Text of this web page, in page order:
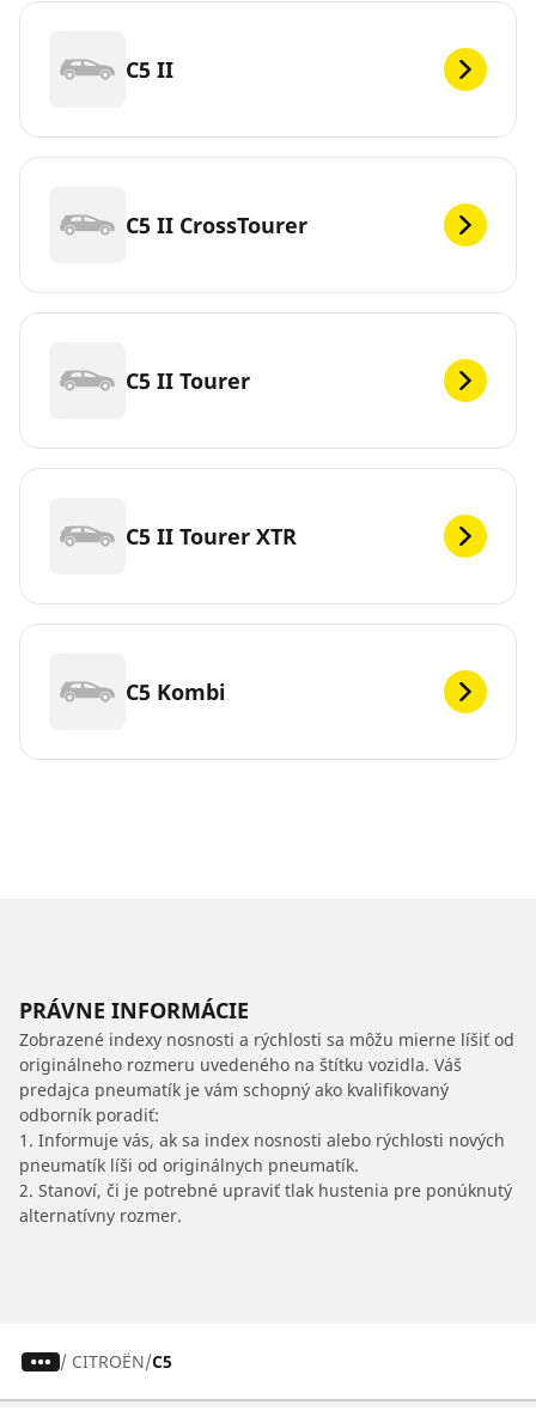
C5 II
C5 II CrossTourer
C5 II Tourer
C5 II Tourer XTR
C5 Kombi
PRÁVNE INFORMÁCIE
Zobrazené indexy nosnosti a rýchlosti sa môžu mierne líšiť od
originálneho rozmeru uvedeného na štítku vozidla. Váš
predajca pneumatík je vám schopný ako kvalifikovaný
odborník poradiť:
1. Informuje vás, ak sa index nosnosti alebo rýchlosti nových
pneumatík líši od originálnych pneumatík.
2. Stanoví, či je potrebné upraviť tlak hustenia pre ponúknutý
alternatívny rozmer.
/ CITROËN C5